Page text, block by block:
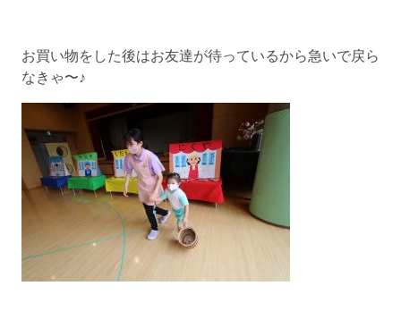
お買い物をした後はお友達が待っているから急いで戻ら
なきゃ〜♪